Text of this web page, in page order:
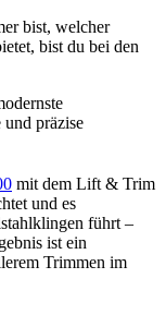
bist, welcher
bist du bei den
präzise
mit dem Lift & Trim
und es
führt –
ist ein
Trimmen im